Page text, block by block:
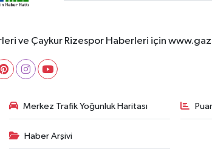
ve Çaykur Rizespor Haberleri için
Merkez Trafik Yoğunluk Haritası
Haber Arşivi